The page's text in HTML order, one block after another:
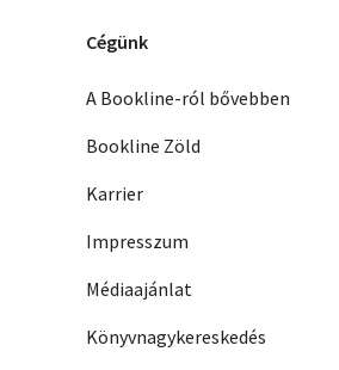
Cégünk
A Bookline-ról bővebben
Bookline Zöld
Karrier
Impresszum
Médiaajánlat
Könyvnagykereskedés